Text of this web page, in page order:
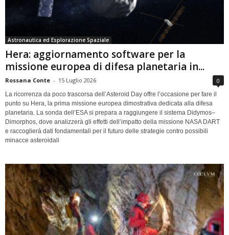
Astronautica ed Esplorazione Spaziale
Hera: aggiornamento software per la
missione europea di difesa planetaria in...
Rossana Conte - 15 Luglio 2026 0
La ricorrenza da poco trascorsa dell’Asteroid Day offre l’occasione per fare il
punto su Hera, la prima missione europea dimostrativa dedicata alla difesa
planetaria. La sonda dell’ESA si prepara a raggiungere il sistema Didymos–
Dimorphos, dove analizzerà gli effetti dell’impatto della missione NASA DART
e raccoglierà dati fondamentali per il futuro delle strategie contro possibili
minacce asteroidali